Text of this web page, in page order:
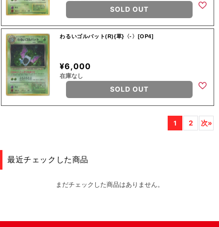
SOLD OUT
わるいゴルバット(R){草}〈-〉[OP4]
¥6,000
在庫なし
SOLD OUT
1 2 次»
最近チェックした商品
まだチェックした商品はありません。